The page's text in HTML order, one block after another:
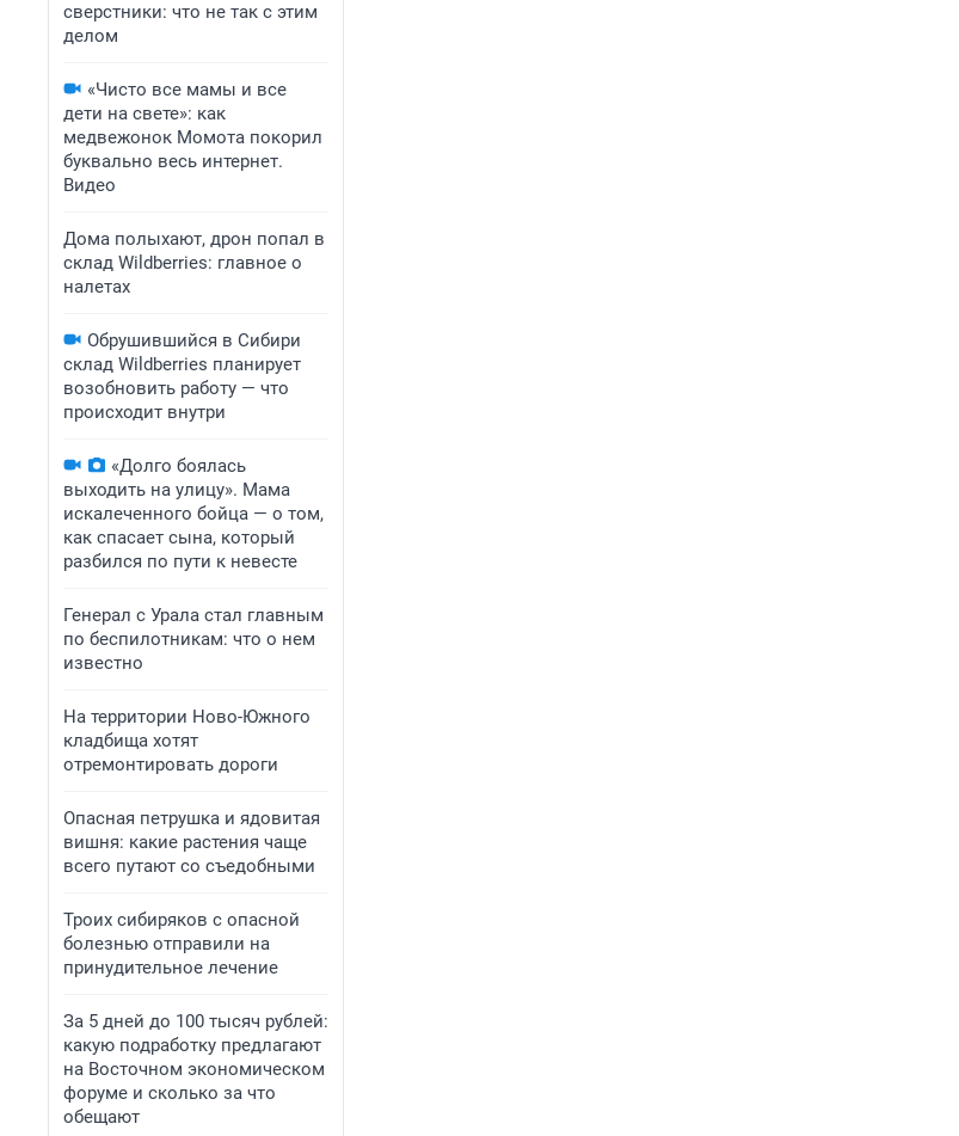
сверстники: что не так с этим
делом
«Чисто все мамы и все
дети на свете»: как
медвежонок Момота покорил
буквально весь интернет.
Видео
Дома полыхают, дрон попал в
склад Wildberries: главное о
налетах
Обрушившийся в Сибири
склад Wildberries планирует
возобновить работу — что
происходит внутри
«Долго боялась
выходить на улицу». Мама
искалеченного бойца — о том,
как спасает сына, который
разбился по пути к невесте
Генерал с Урала стал главным
по беспилотникам: что о нем
известно
На территории Ново-Южного
кладбища хотят
отремонтировать дороги
Опасная петрушка и ядовитая
вишня: какие растения чаще
всего путают со съедобными
Троих сибиряков с опасной
болезнью отправили на
принудительное лечение
За 5 дней до 100 тысяч рублей:
какую подработку предлагают
на Восточном экономическом
форуме и сколько за что
обещают